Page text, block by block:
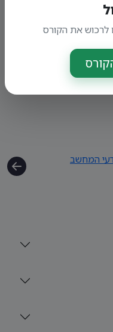
המחשב